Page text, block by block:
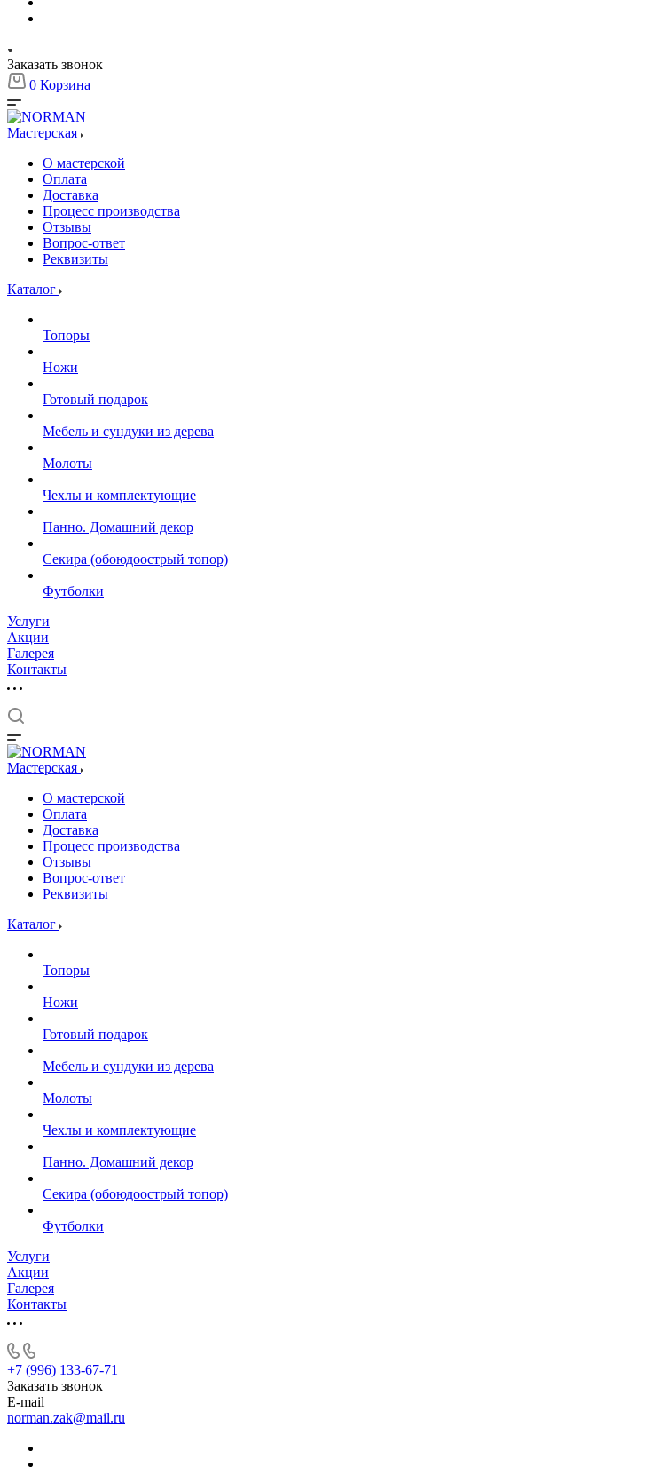
Заказать звонок
0 Корзина
Мастерская
О мастерской
Оплата
Доставка
Процесс производства
Отзывы
Вопрос-ответ
Реквизиты
Каталог
Топоры
Ножи
Готовый подарок
Мебель и сундуки из дерева
Молоты
Чехлы и комплектующие
Панно. Домашний декор
Секира (обоюдоострый топор)
Футболки
Услуги
Акции
Галерея
Контакты
Мастерская
О мастерской
Оплата
Доставка
Процесс производства
Отзывы
Вопрос-ответ
Реквизиты
Каталог
Топоры
Ножи
Готовый подарок
Мебель и сундуки из дерева
Молоты
Чехлы и комплектующие
Панно. Домашний декор
Секира (обоюдоострый топор)
Футболки
Услуги
Акции
Галерея
Контакты
+7 (996) 133-67-71
Заказать звонок
E-mail
norman.zak@mail.ru